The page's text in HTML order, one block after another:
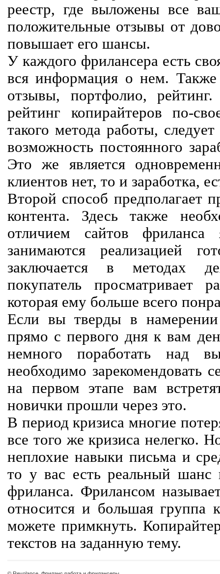
реестр, где выложены все
положительные отзывы от
повышает его шансы.
У каждого фрилансера есть
вся информация о нем. Также
отзывы, портфолио,
рейтинг копирайтеров по-
такого метода работы,
возможность постоянного
Это же является
клиентов нет, то и заработка,
Второй способ предполагает
контента. Здесь также
отличием сайтов
занимаются реализацией
заключается в методах
покупатель просматривает
которая ему больше всего
Если вы тверды в
прямо с первого дня к вам
немного поработать над
необходимо зарекомендовать
на первом этапе вам
новички прошли через это.
В период кризиса многие
все того же кризиса нелегко.
неплохие навыки письма и
то у вас есть реальный шанс
фриланса. Фрилансом
относится и большая группа
можете примкнуть.
текстов на заданную тему.